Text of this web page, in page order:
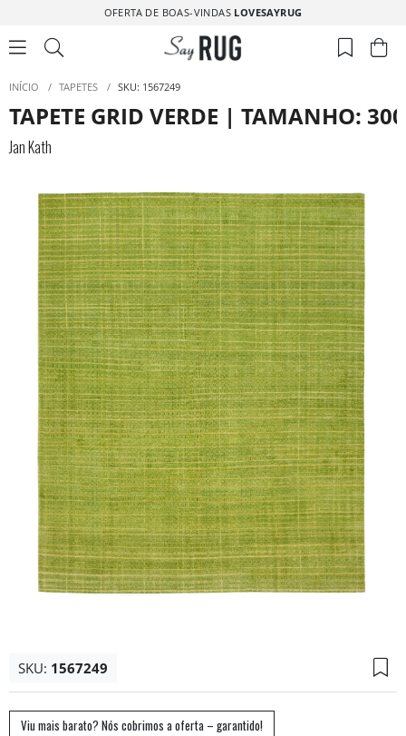
OFERTA DE BOAS-VINDAS LOVESAYRUG
INÍCIO / TAPETES / SKU: 1567249
TAPETE GRID VERDE | TAMANHO:
Jan Kath
SKU: 1567249
Viu mais barato? Nós cobrimos a oferta – garantido!